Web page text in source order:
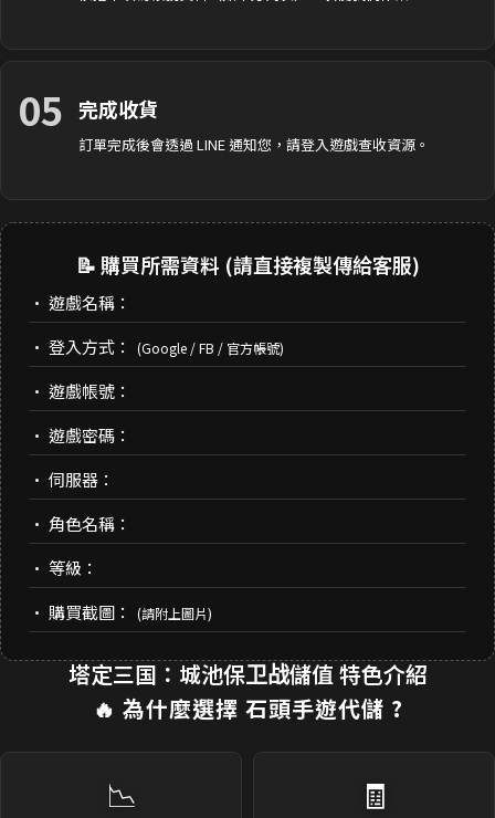
05 完成收貨
訂單完成後會透過 LINE 通知您，請登入遊戲查收資源。
📝 購買所需資料 (請直接複製傳給客服)
• 遊戲名稱：
• 登入方式：
(Google / FB / 官方帳號)
• 遊戲帳號：
• 遊戲密碼：
• 伺服器：
• 角色名稱：
• 等級：
• 購買截圖：
(請附上圖片)
塔定三国：城池保卫战儲值 特色介紹
🔥 為什麼選擇 石頭手遊代儲 ?
📉 🧾